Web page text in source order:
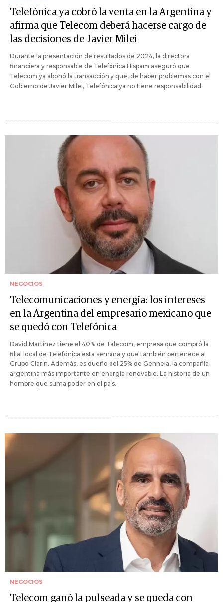
Telefónica ya cobró la venta en la Argentina y
afirma que Telecom deberá hacerse cargo de
las decisiones de Javier Milei
Durante la presentación de resultados de 2024, la directora
financiera y responsable de Telefónica Hispam aseguró que
Telecom ya abonó la transacción y que, de haber problemas con el
Gobierno de Javier Milei, Telefónica ya no tiene responsabilidad.
NEGOCIOS
Telecomunicaciones y energía: los intereses
en la Argentina del empresario mexicano que
se quedó con Telefónica
David Martínez tiene el 40% de Telecom, empresa que compró la
filial local de Telefónica esta semana y que también pertenece al
Grupo Clarín. Además, es dueño del 25% de Genneia, la compañía
argentina más importante en energía renovable. La historia de un
hombre que suma poder en el país.
NEGOCIOS
Telecom ganó la pulseada y se queda con